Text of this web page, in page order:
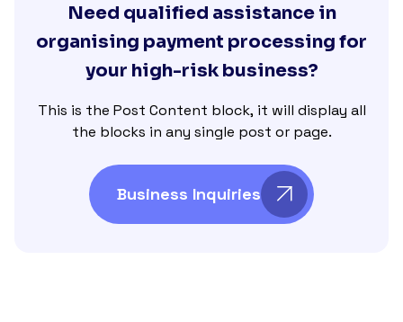
Need qualified assistance in
organising payment processing for
your high-risk business?
This is the Post Content block, it will display all
the blocks in any single post or page.
Business Inquiries